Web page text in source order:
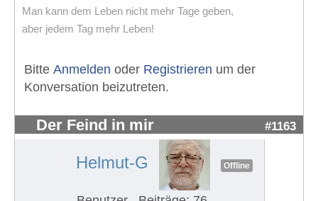
Man kann dem Leben nicht mehr Tage geben,
aber jedem Tag mehr Leben!
Bitte Anmelden oder Registrieren um der
Konversation beizutreten.
Der Feind in mir #1163
Helmut-G Offline